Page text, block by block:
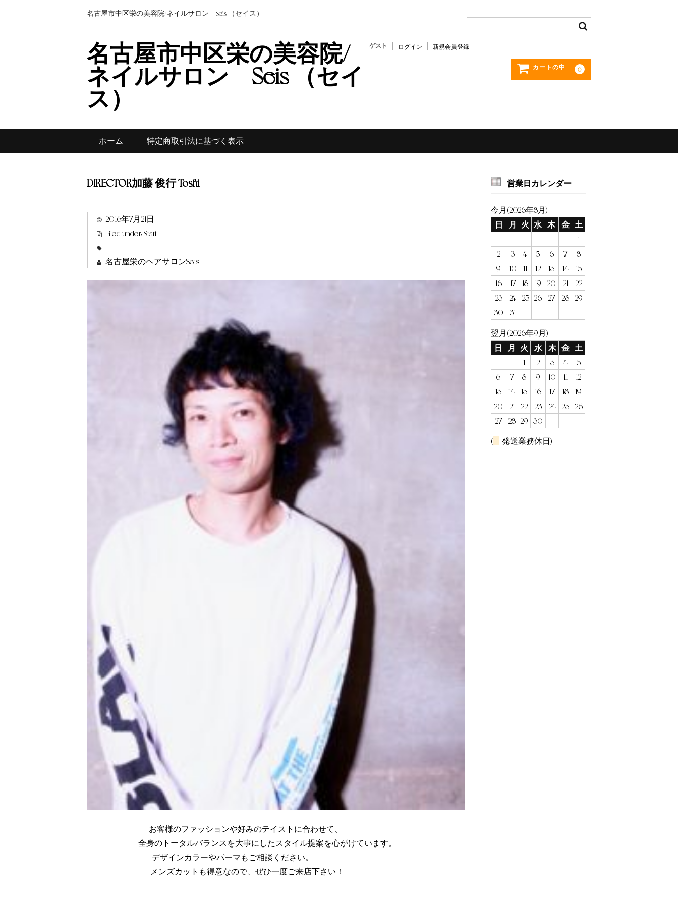
名古屋市中区栄の美容院/ネイルサロン Seis （セイス）
名古屋市中区栄の美容院/
ネイルサロン Seis （セイ
ス）
ゲスト ログイン 新規会員登録
カートの中 0
ホーム 特定商取引法に基づく表示
DIRECTOR加藤 俊行 Toshi
2016年7月21日
Filed under: Staff
名古屋栄のヘアサロンSeis
お客様のファッションや好みのテイストに合わせて、
全身のトータルバランスを大事にしたスタイル提案を心がけています。
デザインカラーやパーマもご相談ください。
メンズカットも得意なので、ぜひ一度ご来店下さい！
営業日カレンダー
今月(2026年8月)
日
月 火 水 木 金 土
1
2
3 4 5 6 7
8
9
10 11 12 13 14
15
16
17 18 19 20 21
22
23
24 25 26 27 28
29
30
31
翌月(2026年9月)
日
月 火 水 木 金 土
1
2 3 4
5
6
7 8 9 10 11
12
13
14 15 16 17 18
19
20
21 22 23 24 25
26
27
28 29 30
( 発送業務休日)